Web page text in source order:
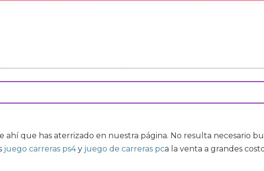
ahí que has aterrizado en nuestra página. No resulta necesario
juego carreras ps4y juego de carreras pca la venta a grandes